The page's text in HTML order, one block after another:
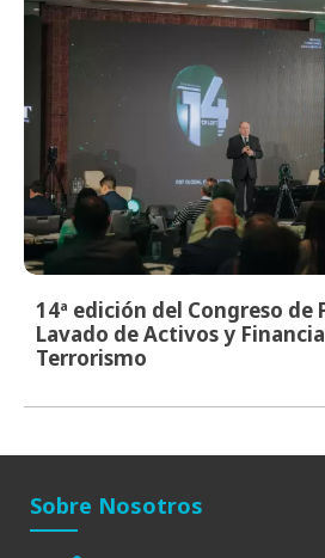
14ª edición del Congreso de
Lavado de Activos y
Terrorismo
Sobre Nosotros